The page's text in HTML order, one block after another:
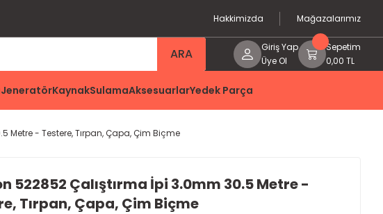
Hakkimizda Mağazalarımız
ARA
Giriş Yap
Üye Ol
Sepetim
0,00 TL
JeneratörKaynakSulamaAksesuarlarYedek Parça
Metre - Testere, Tırpan, Çapa, Çim Biçme
522852 Çalıştırma İpi 3.0mm 30.5 Metre -
Tırpan, Çapa, Çim Biçme